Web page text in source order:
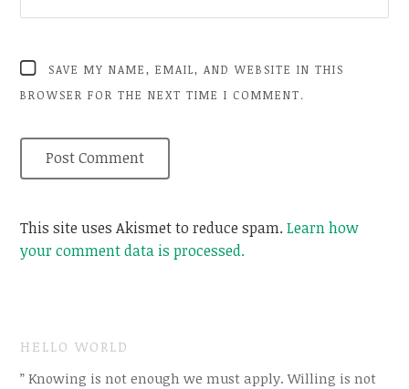
SAVE MY NAME, EMAIL, AND WEBSITE IN THIS
BROWSER FOR THE NEXT TIME I COMMENT.
This site uses Akismet to reduce spam.Learn how
your comment data is processed.
HELLO WORLD
” Knowing is not enough we must apply. Willing is not